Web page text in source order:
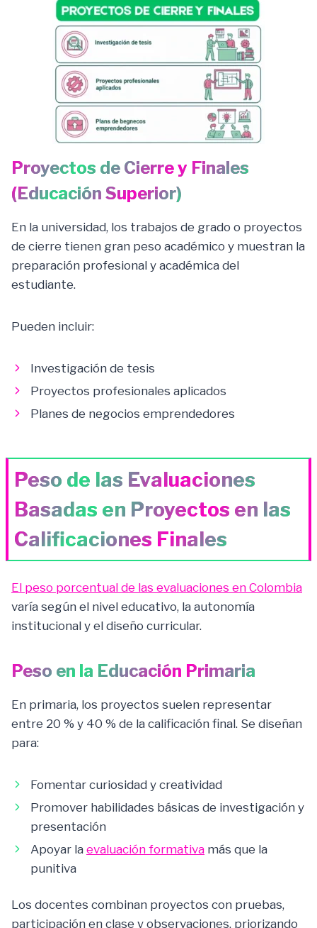
Proyectos de Cierre y Finales
(Educación Superior)
En la universidad, los trabajos de grado o proyectos
de cierre tienen gran peso académico y muestran la
preparación profesional y académica del
estudiante.
Pueden incluir:
Investigación de tesis
Proyectos profesionales aplicados
Planes de negocios emprendedores
Peso de las Evaluaciones
Basadas en Proyectos en las
Calificaciones Finales
El peso porcentual de las evaluaciones en Colombia
varía según el nivel educativo, la autonomía
institucional y el diseño curricular.
Peso en la Educación Primaria
En primaria, los proyectos suelen representar
entre 20 % y 40 % de la calificación final. Se diseñan
para:
Fomentar curiosidad y creatividad
Promover habilidades básicas de investigación y
presentación
Apoyar la evaluación formativa más que la
punitiva
Los docentes combinan proyectos con pruebas,
participación en clase y observaciones, priorizando